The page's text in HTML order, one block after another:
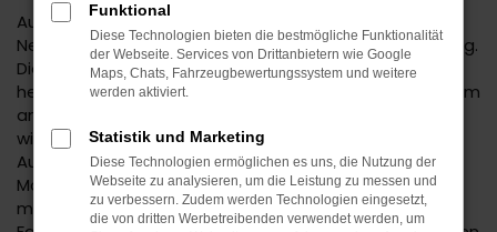
Autofans und -experten geraten bereits bei der
Nennung des Suzuki Across Neuwagens in Begeisterung.
Dieses Fahrzeug hat einfach alles, was man sich in der
heutigen Zeit für seine Mobilität in Stuttgart oder einem
anderen Ort wünscht. Da ist das Design, das immer
wieder gelobt wird, da sind aber auch die zahlreichen
Ausstattungsmerkmale und die effiziente
Motorisierung. Mit einem Suzuki Across Neuwagen
machen Sie alles richtig und dürfen sich für Ihr neues
Funktional
Diese Technologien bieten die bestmögliche Funktionalität
der Webseite. Services von Drittanbietern wie Google
Maps, Chats, Fahrzeugbewertungssystem und weitere
werden aktiviert.
Statistik und Marketing
Diese Technologien ermöglichen es uns, die Nutzung der
Webseite zu analysieren, um die Leistung zu messen und
zu verbessern. Zudem werden Technologien eingesetzt,
die von dritten Werbetreibenden verwendet werden, um